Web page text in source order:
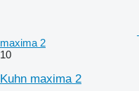
maxima 2
10
Kuhn maxima 2